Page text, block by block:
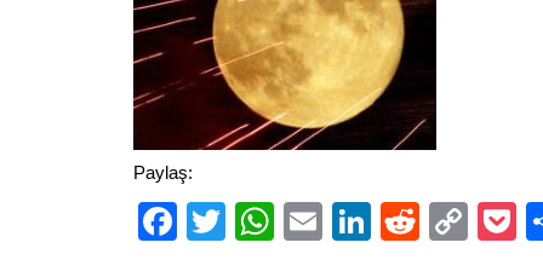
Paylaş:
Facebook
TwitterWhatsApp
EmailLinkedIn
Reddit